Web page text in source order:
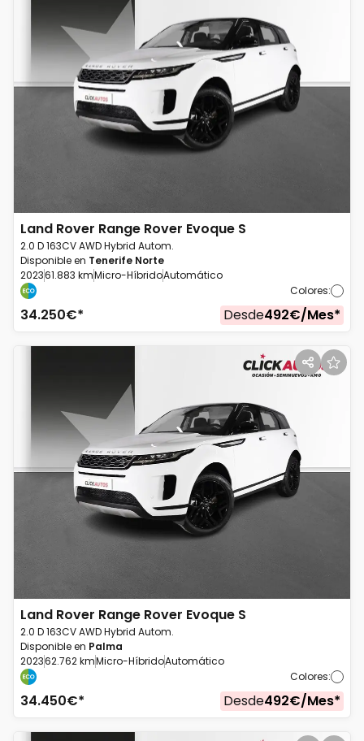
Land Rover Range Rover Evoque S
2.0 D 163CV AWD Hybrid Autom.
Disponible en Tenerife Norte
202361.883 kmMicro-HíbridoAutomático
Colores:
34.250€* Desde492€/Mes*
Land Rover Range Rover Evoque S
2.0 D 163CV AWD Hybrid Autom.
Disponible en Palma
202362.762 kmMicro-HíbridoAutomático
Colores:
34.450€* Desde492€/Mes*